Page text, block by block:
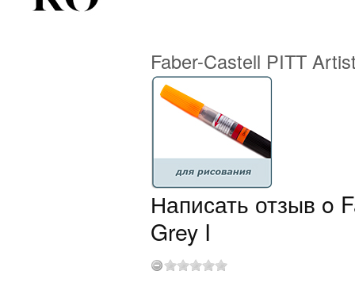
Faber-Castell PITT
Написать отзыв o
Grey I